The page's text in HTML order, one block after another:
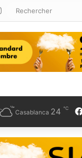
Instagram
Casablanca 24 ℃